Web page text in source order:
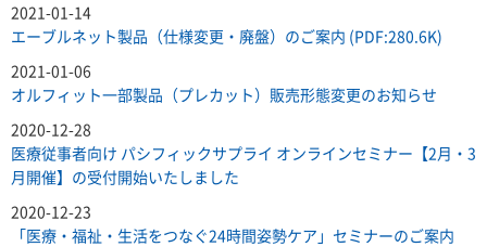
2021-01-14
エーブルネット製品（仕様変更・廃盤）のご案内 (PDF:280.6K)
2021-01-06
オルフィット一部製品（プレカット）販売形態変更のお知らせ
2020-12-28
医療従事者向け パシフィックサプライ オンラインセミナー【2月・3
月開催】の受付開始いたしました
2020-12-23
「医療・福祉・生活をつなぐ24時間姿勢ケア」セミナーのご案内